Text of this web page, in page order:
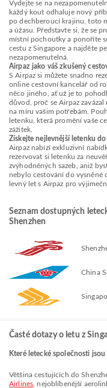
Vydejte se na
každý kout odhaluje nový
po dechberoucí krajinu, toto
a úžasu. Představte si, že se
místní pochoutky a ponoříte
cestu z Singapore a najděte
nezapomenutelná.
Airpaz jako váš zkušený
S Airpaz si můžete snadno
online cestovní kancelář od
něco jiného, ať už je to
důvod, proč se Airpaz
na míru vašim potřebám.
letenku, která promění vaše
zážitek.
Získejte nejlevnější letenku do
Airpaz nabízí exkluzivní
rezervovat si letenku za
zvýhodněných sazeb, aniž
nebylo cestování do vysněné
levný let s Airpaz pro
Seznam dostupných
Shenzhen
China
Časté dotazy o letu z
Které letecké společnosti
Většina cestujících do
Airlines , nejoblíbenější